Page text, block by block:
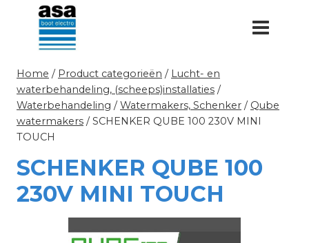
Doorgaan
inhoud
Home / Product categorieën / Lucht- en
waterbehandeling, (scheeps)installaties /
Waterbehandeling / Watermakers, Schenker / Qube
watermakers / SCHENKER QUBE 100 230V MINI
TOUCH
SCHENKER QUBE 100
230V MINI TOUCH